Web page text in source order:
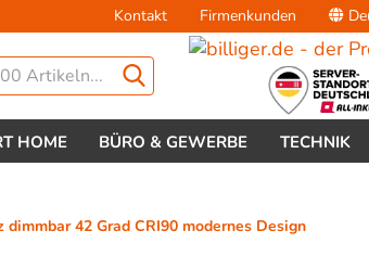
Kontakt Firmenkunden
Lieferland
HOME BÜRO & GEWERBE TECHNIK
42 Grad CRI90 modernes Design